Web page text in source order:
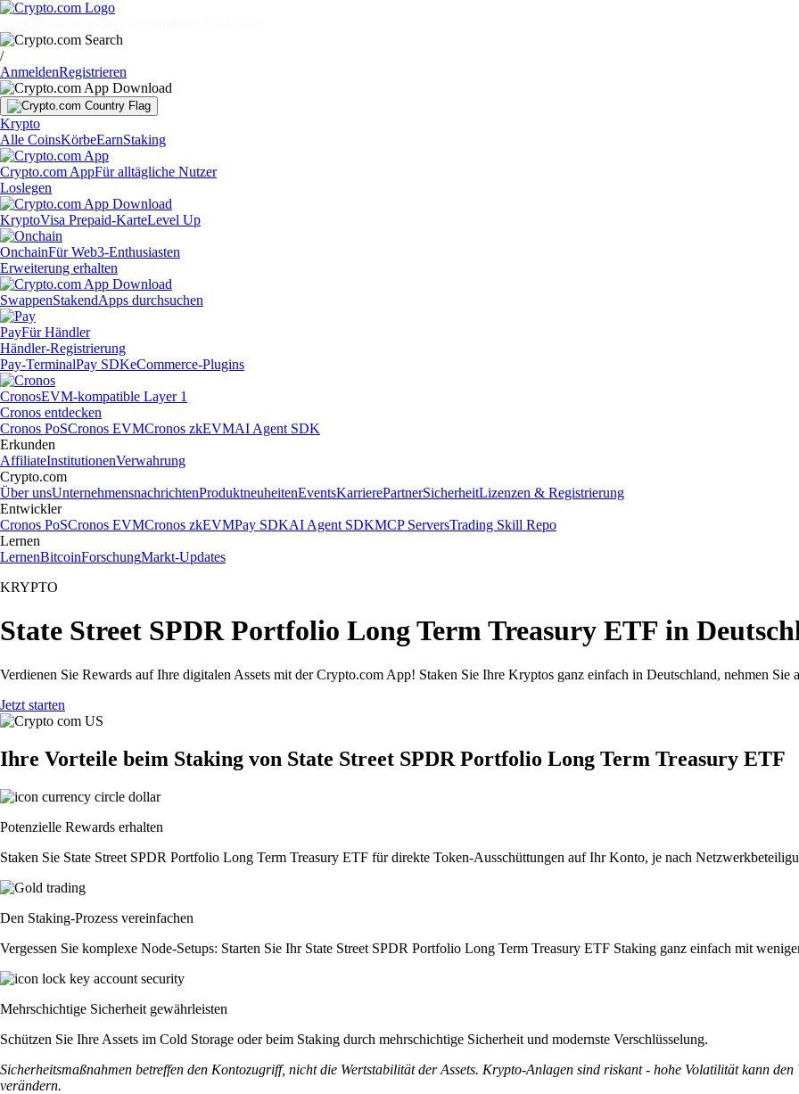
/
AnmeldenRegistrieren
Krypto
Alle CoinsKörbeEarnStaking
Crypto.com AppFür alltägliche Nutzer
Loslegen
KryptoVisa Prepaid-KarteLevel Up
OnchainFür Web3-Enthusiasten
Erweiterung erhalten
SwappenStakendApps durchsuchen
PayFür Händler
Händler-Registrierung
Pay-TerminalPay SDKeCommerce-Plugins
CronosEVM-kompatible Layer 1
Cronos entdecken
Cronos PoSCronos EVMCronos zkEVMAI Agent SDK
Erkunden
AffiliateInstitutionenVerwahrung
Crypto.com
Über unsUnternehmensnachrichtenProduktneuheitenEventsKarrierePartnerSicherheitLizenzen & Registrierung
Entwickler
Cronos PoSCronos EVMCronos zkEVMPay SDKAI Agent SDKMCP ServersTrading Skill Repo
Lernen
LernenBitcoinForschungMarkt-Updates
KRYPTO
State Street SPDR Portfolio Long Term Treasury ETF in
Verdienen Sie Rewards auf Ihre digitalen Assets mit der Crypto.com App! Staken Sie Ihre Kryptos ganz einfach in Deutschland, nehmen
Jetzt starten
Ihre Vorteile beim Staking von State Street SPDR Portfolio Long Term Treasury ETF
Potenzielle Rewards erhalten
Staken Sie State Street SPDR Portfolio Long Term Treasury ETF für direkte Token-Ausschüttungen auf Ihr Konto, je nach
Den Staking-Prozess vereinfachen
Vergessen Sie komplexe Node-Setups: Starten Sie Ihr State Street SPDR Portfolio Long Term Treasury ETF Staking ganz einfach mit
Mehrschichtige Sicherheit gewährleisten
Schützen Sie Ihre Assets im Cold Storage oder beim Staking durch mehrschichtige Sicherheit und modernste Verschlüsselung.
Sicherheitsmaßnahmen betreffen den Kontozugriff, nicht die Wertstabilität der Assets. Krypto-Anlagen sind riskant - hohe Volatilität kann den
verändern.